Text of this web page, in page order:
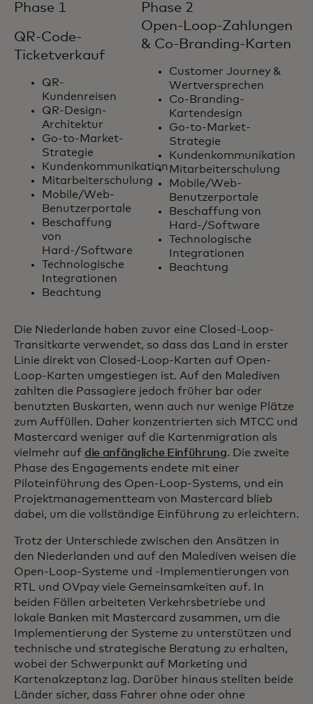
Phase 1
QR-Code-
Ticketverkauf
QR-
Kundenreisen
QR-Design-
Architektur
Go-to-Market-
Strategie
Kundenkommunikation
Mitarbeiterschulung
Mobile/Web-
Benutzerportale
Beschaffung
von
Hard-/Software
Technologische
Integrationen
Beachtung
Phase 2
Open-Loop-Zahlungen
& Co-Branding-Karten
Customer Journey &
Wertversprechen
Co-Branding-
Kartendesign
Go-to-Market-
Strategie
Kundenkommunikation
Mitarbeiterschulung
Mobile/Web-
Benutzerportale
Beschaffung von
Hard-/Software
Technologische
Integrationen
Beachtung
Die Niederlande haben zuvor eine Closed-Loop-
Transitkarte verwendet, so dass das Land in erster
Linie direkt von Closed-Loop-Karten auf Open-
Loop-Karten umgestiegen ist. Auf den Malediven
zahlten die Passagiere jedoch früher bar oder
benutzten Buskarten, wenn auch nur wenige Plätze
zum Auffüllen. Daher konzentrierten sich MTCC und
Mastercard weniger auf die Kartenmigration als
vielmehr auf die anfängliche Einführung. Die zweite
Phase des Engagements endete mit einer
Piloteinführung des Open-Loop-Systems, und ein
Projektmanagementteam von Mastercard blieb
dabei, um die vollständige Einführung zu erleichtern.
Trotz der Unterschiede zwischen den Ansätzen in
den Niederlanden und auf den Malediven weisen die
Open-Loop-Systeme und -Implementierungen von
RTL und OVpay viele Gemeinsamkeiten auf. In
beiden Fällen arbeiteten Verkehrsbetriebe und
lokale Banken mit Mastercard zusammen, um die
Implementierung der Systeme zu unterstützen und
technische und strategische Beratung zu erhalten,
wobei der Schwerpunkt auf Marketing und
Kartenakzeptanz lag. Darüber hinaus stellten beide
Länder sicher, dass Fahrer ohne oder ohne